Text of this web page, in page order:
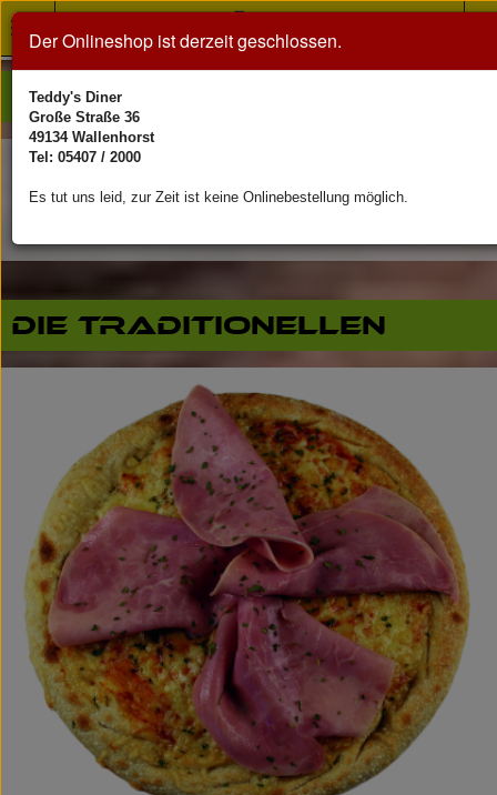
Der Onlineshop ist derzeit geschlossen.
Teddy's Diner
Große Straße 36
49134 Wallenhorst
Tel: 05407 / 2000
Es tut uns leid, zur Zeit ist keine Onlinebestellung möglich.
navigation
Pizza
Pizzagrößen
Die Traditionellen